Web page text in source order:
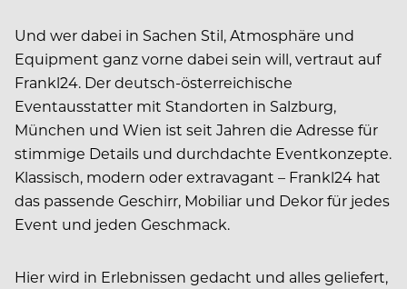
Und wer dabei in Sachen Stil, Atmosphäre und
Equipment ganz vorne dabei sein will, vertraut auf
Frankl24. Der deutsch-österreichische
Eventausstatter mit Standorten in Salzburg,
München und Wien ist seit Jahren die Adresse für
stimmige Details und durchdachte Eventkonzepte.
Klassisch, modern oder extravagant – Frankl24 hat
das passende Geschirr, Mobiliar und Dekor für jedes
Event und jeden Geschmack.
Hier wird in Erlebnissen gedacht und alles geliefert,